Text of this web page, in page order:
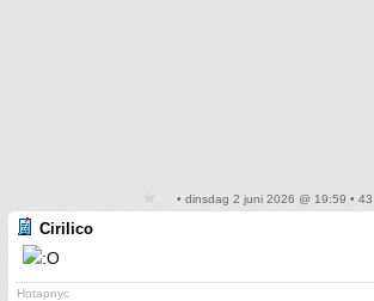
• dinsdag 2 juni 2026 @ 19:59 • 43
Cirilico
Hotapnyc